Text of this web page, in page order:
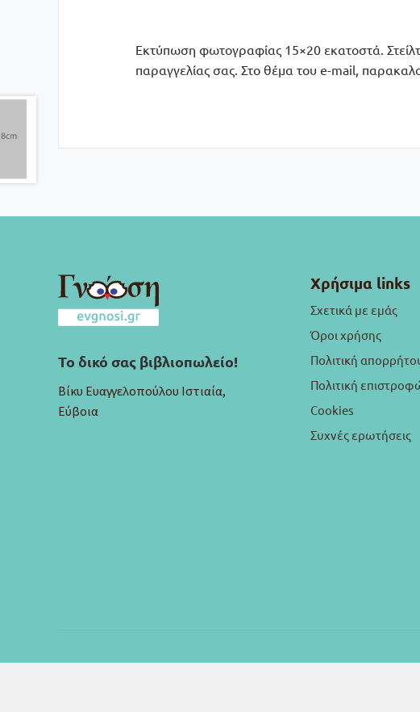
Εκτύπωση φωτογραφίας 15×20 εκατοστά.
παραγγελίας σας. Στο θέμα του e-mail,
Το δικό σας βιβλιοπωλείο!
Βίκυ Ευαγγελοπούλου Ιστιαία,
Εύβοια
Χρήσιμα links
Σχετικά με εμάς
Όροι χρήσης
Πολιτική
Πολιτική
Cookies
Συχνές ερωτήσεις